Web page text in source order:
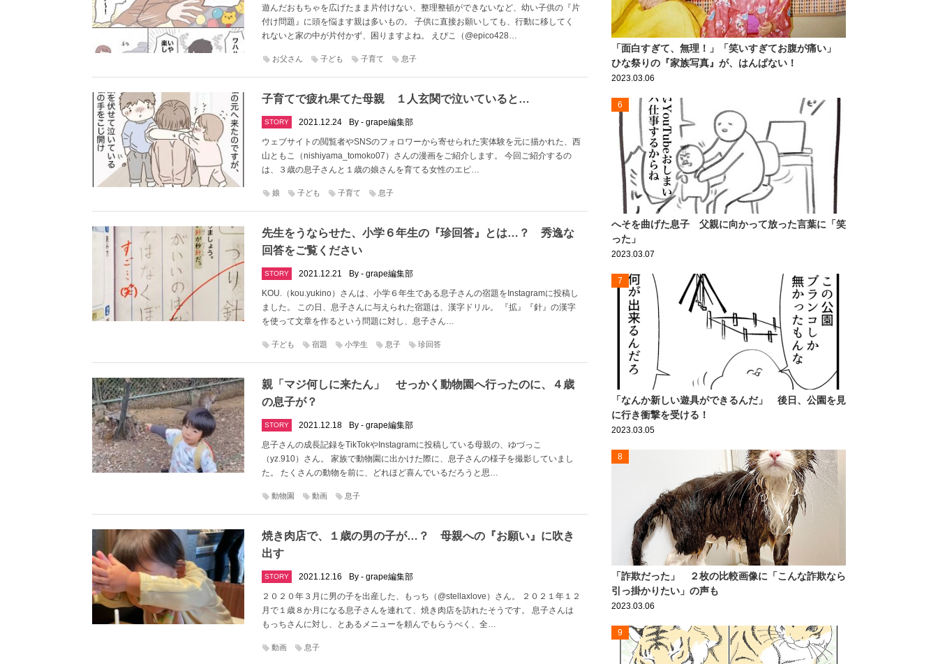
遊んだおもちゃを広げたまま片付けない、整理整頓ができないなど、幼い子供の『片
付け問題』に頭を悩ます親は多いもの。 子供に直接お願いしても、行動に移してく
れないと家の中が片付かず、困りますよね。 えぴこ（@epico428…
お父さん 子ども 子育て 息子
子育てで疲れ果てた母親 １人玄関で泣いていると…
STORY 2021.12.24
By - grape編集部
ウェブサイトの閲覧者やSNSのフォロワーから寄せられた実体験を元に描かれた、西
山ともこ（nishiyama_tomoko07）さんの漫画をご紹介します。 今回ご紹介するの
は、３歳の息子さんと１歳の娘さんを育てる女性のエピ…
娘 子ども 子育て 息子
先生をうならせた、小学６年生の『珍回答』とは…？ 秀逸な
回答をご覧ください
STORY 2021.12.21
By - grape編集部
KOU.（kou.yukino）さんは、小学６年生である息子さんの宿題をInstagramに投稿し
ました。 この日、息子さんに与えられた宿題は、漢字ドリル。 『拡』『針』の漢字
を使って文章を作るという問題に対し、息子さん…
子ども 宿題 小学生 息子 珍回答
親「マジ何しに来たん」 せっかく動物園へ行ったのに、４歳
の息子が？
STORY 2021.12.18
By - grape編集部
息子さんの成長記録をTikTokやInstagramに投稿している母親の、ゆづっこ
（yz.910）さん。 家族で動物園に出かけた際に、息子さんの様子を撮影していまし
た。 たくさんの動物を前に、どれほど喜んでいるだろうと思…
動物園 動画 息子
焼き肉店で、１歳の男の子が…？ 母親への『お願い』に吹き
出す
STORY 2021.12.16
By - grape編集部
２０２０年３月に男の子を出産した、もっち（@stellaxlove）さん。 ２０２１年１２
月で１歳８か月になる息子さんを連れて、焼き肉店を訪れたそうです。 息子さんは
もっちさんに対し、とあるメニューを頼んでもらうべく、全…
動画 息子
「面白すぎて、無理！」「笑いすぎてお腹が痛い」
ひな祭りの『家族写真』が、はんぱない！
2023.03.06
6
へそを曲げた息子 父親に向かって放った言葉に「笑
った」
2023.03.07
7
「なんか新しい遊具ができるんだ」 後日、公園を見
に行き衝撃を受ける！
2023.03.05
8
「詐欺だった」 ２枚の比較画像に「こんな詐欺なら
引っ掛かりたい」の声も
2023.03.06
9